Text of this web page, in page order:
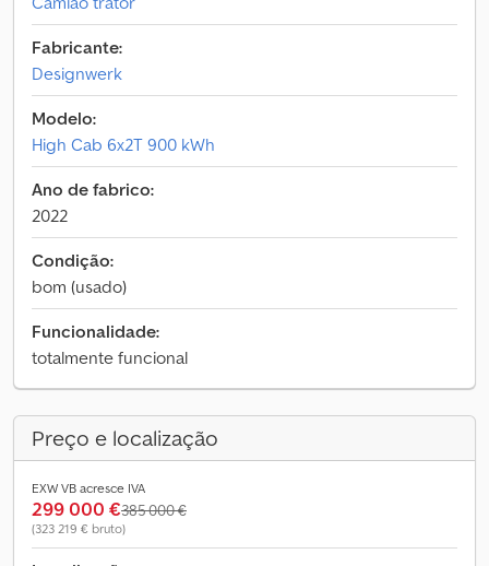
Fabricante:
Designwerk
Modelo:
High Cab 6x2T 900 kWh
Ano de fabrico:
2022
Condição:
bom (usado)
Funcionalidade:
totalmente funcional
Preço e localização
EXW VB acresce IVA
299 000 €385 000 €
(323 219 € bruto)